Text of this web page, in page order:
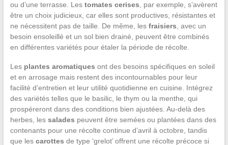
ou d’une terrasse. Les tomates cerises, par exemple, s’avèrent
être un choix judicieux, car elles sont productives, résistantes et
ne nécessitent pas de taille. De même, les fraisiers, avec un
besoin ensoleillé et un sol bien drainé, peuvent être combinés
en différentes variétés pour étaler la période de récolte.
Les plantes aromatiques ont des besoins spécifiques en soleil
et en arrosage mais restent des incontournables pour leur
facilité d’entretien et leur utilité quotidienne en cuisine. Intégrez
des variétés telles que le basilic, le thym ou la menthe, qui
prospéreront dans des conditions bien ajustées. Au-delà des
herbes, les salades peuvent être semées ou plantées dans des
contenants pour une récolte continue d’avril à octobre, tandis
que les carottes de type ‘grelot’ offrent une récolte précoce si